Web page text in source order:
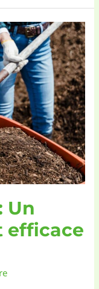
Un
efficace